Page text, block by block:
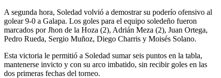
A segunda hora, Soledad volvió a demostrar su poderío ofensivo al
golear 9-0 a Galapa. Los goles para el equipo soledeño fueron
marcados por Jhon de la Hoza (2), Adrián Meza (2), Juan Ortega,
Pedro Rueda, Sergio Muñoz, Diego Charris y Moisés Solano.
Esta victoria le permitió a Soledad sumar seis puntos en la tabla,
mantenerse invicto y con su arco imbatido, sin recibir goles en las
dos primeras fechas del torneo.